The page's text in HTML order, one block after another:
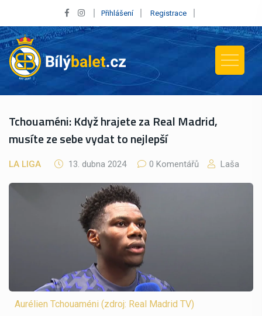
Přihlášení Registrace
Tchouaméni: Když hrajete za Real Madrid,
musíte ze sebe vydat to nejlepší
LA LIGA 13. dubna 2024 0 Komentářů Laša
Aurélien Tchouaméni (zdroj: Real Madrid TV)